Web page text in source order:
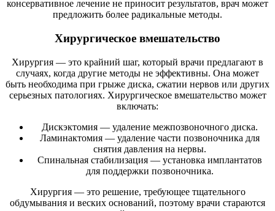
консервативное лечение не приносит результатов, врач может
предложить более радикальные методы.
Хирургическое вмешательство
Хирургия — это крайний шаг, который врачи предлагают в
случаях, когда другие методы не эффективны. Она может
быть необходима при грыже диска, сжатии нервов или других
серьезных патологиях. Хирургическое вмешательство может
включать:
Дискэктомия — удаление межпозвоночного диска.
Ламинактомия — удаление части позвоночника для
снятия давления на нервы.
Спинальная стабилизация — установка имплантатов
для поддержки позвоночника.
Хирургия — это решение, требующее тщательного
обдумывания и веских оснований, поэтому врачи стараются